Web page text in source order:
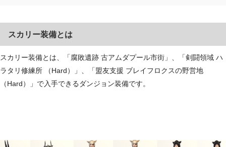
スカリー装備とは
スカリー装備とは、「腐敗遺跡 古アムダプール市街」、「剣闘領域 ハ
ラタリ修練所 （Hard）」、「盟友支援 ブレイフロクスの野営地
（Hard）」で入手できるダンジョン装備です。